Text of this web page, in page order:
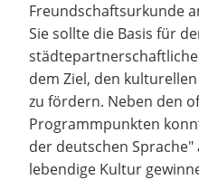
Freundschaftsurkunde
Sie sollte die Basis für
dem Ziel, den
zu fördern. Neben den
Programmpunkten
der deutschen
lebendige Kultur